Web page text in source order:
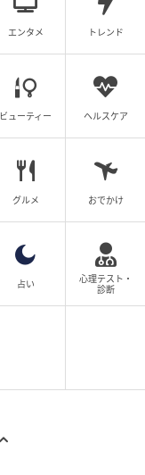
エンタメ トレンド
ビューティー ヘルスケア
グルメ おでかけ
占い
心理テスト・
診断